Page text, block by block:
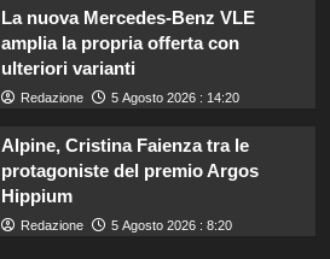
La nuova Mercedes-Benz VLE
amplia la propria offerta con
ulteriori varianti
Redazione 5 Agosto 2026 : 14:20
Alpine, Cristina Faienza tra le
protagoniste del premio Argos
Hippium
Redazione 5 Agosto 2026 : 8:20